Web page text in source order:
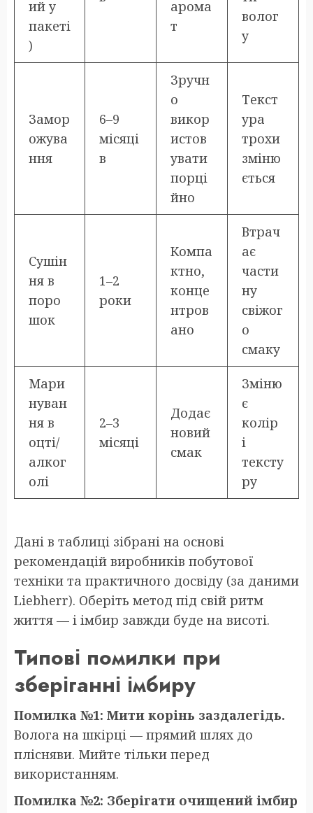
ий у
пакеті
)
арома
т
волог
у
Замор
ожува
ння
6–9
місяці
в
Зручн
о
викор
истов
увати
порці
йно
Текст
ура
трохи
зміню
ється
Сушін
ня в
поро
шок
1–2
роки
Компа
ктно,
конце
нтров
ано
Втрач
ає
части
ну
свіжог
о
смаку
Мари
нуван
ня в
оцті/
алког
олі
2–3
місяці
Додає
новий
смак
Зміню
є
колір
і
тексту
ру
Дані в таблиці зібрані на основі
рекомендацій виробників побутової
техніки та практичного досвіду (за даними
Liebherr). Оберіть метод під свій ритм
життя — і імбир завжди буде на висоті.
Типові помилки при
зберіганні імбиру
Помилка №1: Мити корінь заздалегідь.
Волога на шкірці — прямий шлях до
плісняви. Мийте тільки перед
використанням.
Помилка №2: Зберігати очищений імбир